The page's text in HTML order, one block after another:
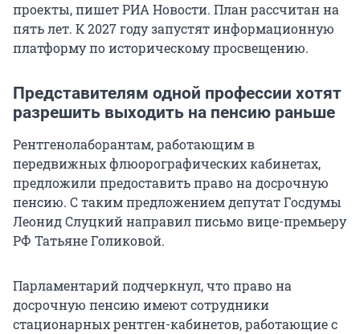
проекты, пишет РИА Новости. План рассчитан на
пять лет. К 2027 году запустят информационную
платформу по историческому просвещению.
Представителям одной профессии хотят
разрешить выходить на пенсию раньше
Рентгенолаборантам, работающим в
передвижных флюорографических кабинетах,
предложили предоставить право на досрочную
пенсию. С таким предложением депутат Госдумы
Леонид Слуцкий направил письмо вице-премьеру
РФ Татьяне Голиковой.
Парламентарий подчеркнул, что право на
досрочную пенсию имеют сотрудники
стационарных рентген-кабинетов, работающие с